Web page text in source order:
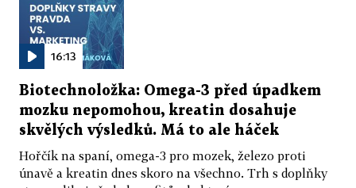
16:13
Biotechnoložka: Omega-3 před úpadkem
mozku nepomohou, kreatin dosahuje
skvělých výsledků. Má to ale háček
Hořčík na spaní, omega-3 pro mozek, železo proti
únavě a kreatin dnes skoro na všechno. Trh s doplňky